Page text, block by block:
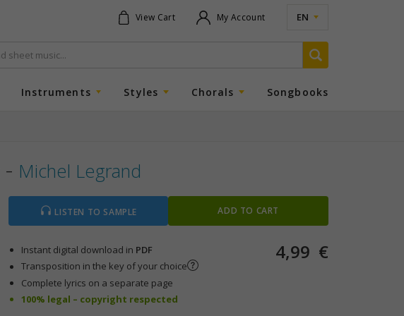
View Cart My Account EN
Instruments Styles Chorals Songbooks
- Michel Legrand
LISTEN TO SAMPLE ADD TO CART
Instant digital download in PDF
Transposition in the key of your choice
Complete lyrics on a separate page
100% legal – copyright respected
4,99 €